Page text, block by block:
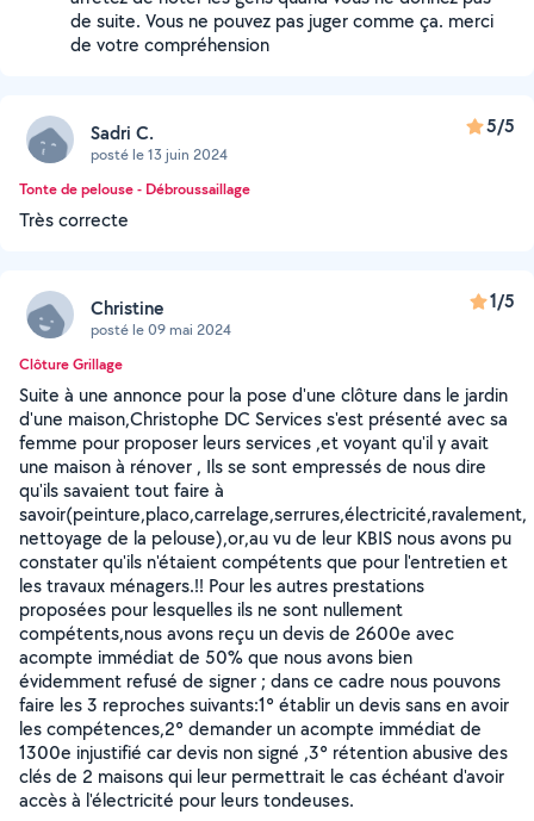
de suite. Vous ne pouvez pas juger comme ça. merci
de votre compréhension
Sadri C.
posté le 13 juin 2024
5/5
Tonte de pelouse - Débroussaillage
Très correcte
Christine
posté le 09 mai 2024
1/5
Clôture Grillage
Suite à une annonce pour la pose d'une clôture dans le jardin
d'une maison,Christophe DC Services s'est présenté avec sa
femme pour proposer leurs services ,et voyant qu'il y avait
une maison à rénover , Ils se sont empressés de nous dire
qu'ils savaient tout faire à
savoir(peinture,placo,carrelage,serrures,électricité,ravalement,
nettoyage de la pelouse),or,au vu de leur KBIS nous avons pu
constater qu'ils n'étaient compétents que pour l'entretien et
les travaux ménagers.!! Pour les autres prestations
proposées pour lesquelles ils ne sont nullement
compétents,nous avons reçu un devis de 2600e avec
acompte immédiat de 50% que nous avons bien
évidemment refusé de signer ; dans ce cadre nous pouvons
faire les 3 reproches suivants:1° établir un devis sans en avoir
les compétences,2° demander un acompte immédiat de
1300e injustifié car devis non signé ,3° rétention abusive des
clés de 2 maisons qui leur permettrait le cas échéant d'avoir
accès à l'électricité pour leurs tondeuses.